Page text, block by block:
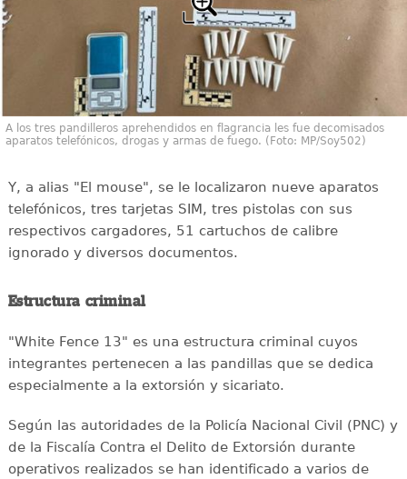
A los tres pandilleros aprehendidos en flagrancia les fue decomisados
aparatos telefónicos, drogas y armas de fuego. (Foto: MP/Soy502)
Y, a alias "El mouse", se le localizaron nueve aparatos
telefónicos, tres tarjetas SIM, tres pistolas con sus
respectivos cargadores, 51 cartuchos de calibre
ignorado y diversos documentos.
Estructura criminal
"White Fence 13" es una estructura criminal cuyos
integrantes pertenecen a las pandillas que se dedica
especialmente a la extorsión y sicariato.
Según las autoridades de la Policía Nacional Civil (PNC) y
de la Fiscalía Contra el Delito de Extorsión durante
operativos realizados se han identificado a varios de